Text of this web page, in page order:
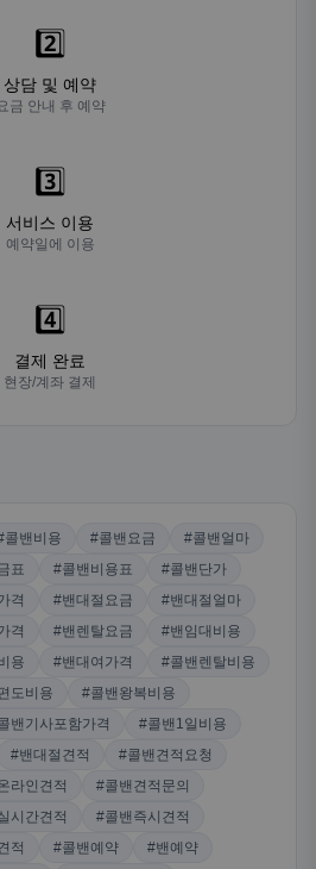
2️⃣
상담 및 예약
금 안내 후 예약
3️⃣
서비스 이용
예약일에 이용
4️⃣
결제 완료
현장/계좌 결제
콜밴비용 #콜밴요금
#콜밴얼마
표 #콜밴비용표
#콜밴단가
격 #밴대절요금
#밴대절얼마
격 #밴렌탈요금
#밴임대비용
용 #밴대여가격
#콜밴렌탈비용
도비용
#콜밴왕복비용
밴기사포함가격
#콜밴1일비용
#밴대절견적
#콜밴견적요청
라인견적
#콜밴견적문의
시간견적
#콜밴즉시견적
적 #콜밴예약
#밴예약